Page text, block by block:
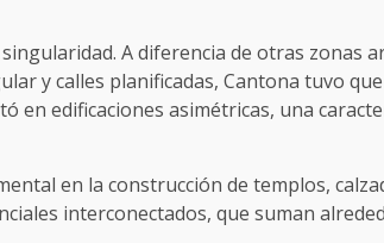
A diferencia de otras zonas
y calles planificadas, Cantona tuvo
en edificaciones asimétricas, una
en la construcción de templos,
interconectados, que suman